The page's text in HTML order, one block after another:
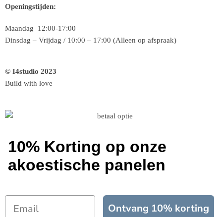
Openingstijden:
Maandag 12:00-17:00
Dinsdag – Vrijdag / 10:00 – 17:00 (Alleen op afspraak)
© I4studio 2023
Build with love
10% Korting op onze
akoestische panelen
Ontvang 10% korting